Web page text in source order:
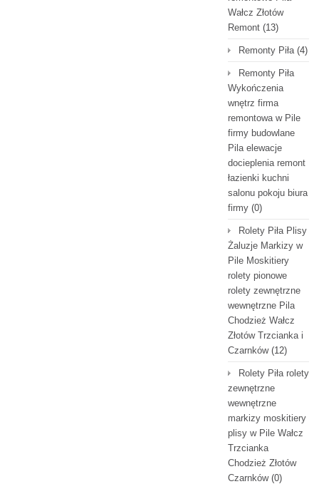
Wałcz Złotów
Remont (13)
Remonty Piła(4)
Remonty Piła
Wykończenia
wnętrz firma
remontowa w Pile
firmy budowlane
Pila elewacje
docieplenia remont
łazienki kuchni
salonu pokoju biura
firmy (0)
Rolety Piła Plisy
Żaluzje Markizy w
Pile Moskitiery
rolety pionowe
rolety zewnętrzne
wewnętrzne Pila
Chodzież Wałcz
Złotów Trzcianka i
Czarnków(12)
Rolety Piła rolety
zewnętrzne
wewnętrzne
markizy moskitiery
plisy w Pile Wałcz
Trzcianka
Chodzież Złotów
Czarnków(0)